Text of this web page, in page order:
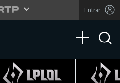
Entrar
Toggle